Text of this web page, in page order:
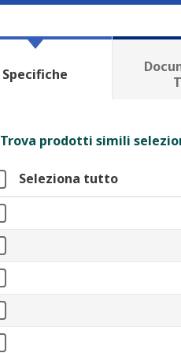
Specifiche
Trova prodotti simili
Seleziona tutto